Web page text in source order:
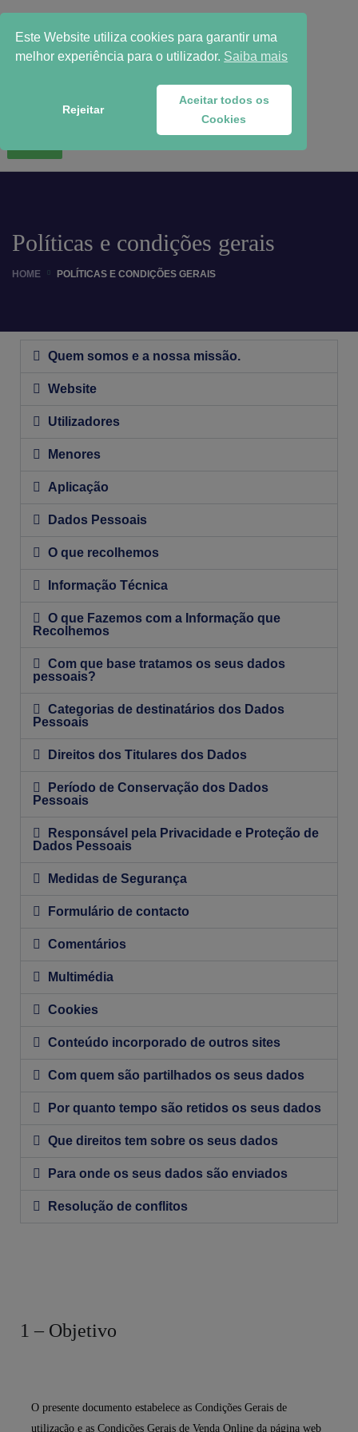
Políticas e condições gerais
HOME POLÍTICAS E CONDIÇÕES GERAIS
Quem somos e a nossa missão.
Website
Utilizadores
Menores
Aplicação
Dados Pessoais
O que recolhemos
Informação Técnica
O que Fazemos com a Informação que
Recolhemos
Com que base tratamos os seus dados
pessoais?
Categorias de destinatários dos Dados
Pessoais
Direitos dos Titulares dos Dados
Período de Conservação dos Dados
Pessoais
Responsável pela Privacidade e Proteção de
Dados Pessoais
Medidas de Segurança
Formulário de contacto
Comentários
Multimédia
Cookies
Conteúdo incorporado de outros sites
Com quem são partilhados os seus dados
Por quanto tempo são retidos os seus dados
Que direitos tem sobre os seus dados
Para onde os seus dados são enviados
Resolução de conflitos
1 – Objetivo
O presente documento estabelece as Condições Gerais de
utilização e as Condições Gerais de Venda Online da página web
Este Website utiliza cookies para garantir uma
melhor experiência para o utilizador. Saiba mais
Rejeitar
Aceitar todos os
Cookies